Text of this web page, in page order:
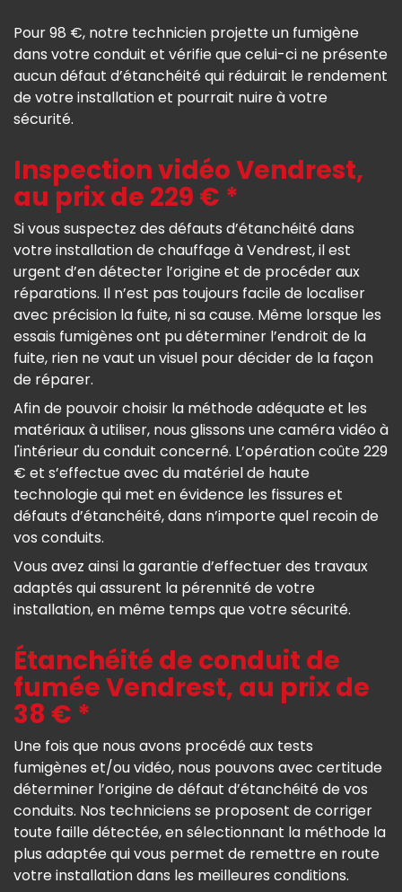
Pour 98 €, notre technicien projette un fumigène
dans votre conduit et vérifie que celui-ci ne présente
aucun défaut d’étanchéité qui réduirait le rendement
de votre installation et pourrait nuire à votre
sécurité.
Inspection vidéo Vendrest,
au prix de 229 € *
Si vous suspectez des défauts d’étanchéité dans
votre installation de chauffage à Vendrest, il est
urgent d’en détecter l’origine et de procéder aux
réparations. Il n’est pas toujours facile de localiser
avec précision la fuite, ni sa cause. Même lorsque les
essais fumigènes ont pu déterminer l’endroit de la
fuite, rien ne vaut un visuel pour décider de la façon
de réparer.
Afin de pouvoir choisir la méthode adéquate et les
matériaux à utiliser, nous glissons une caméra vidéo à
l'intérieur du conduit concerné. L’opération coûte 229
€ et s’effectue avec du matériel de haute
technologie qui met en évidence les fissures et
défauts d’étanchéité, dans n’importe quel recoin de
vos conduits.
Vous avez ainsi la garantie d’effectuer des travaux
adaptés qui assurent la pérennité de votre
installation, en même temps que votre sécurité.
Étanchéité de conduit de
fumée Vendrest, au prix de
38 € *
Une fois que nous avons procédé aux tests
fumigènes et/ou vidéo, nous pouvons avec certitude
déterminer l’origine de défaut d’étanchéité de vos
conduits. Nos techniciens se proposent de corriger
toute faille détectée, en sélectionnant la méthode la
plus adaptée qui vous permet de remettre en route
votre installation dans les meilleures conditions.